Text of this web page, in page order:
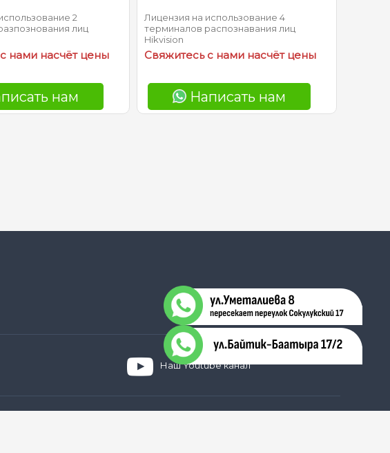
2
лиц
нами насчёт цены
нам
Лицензия на использование 4
терминалов распознавания лиц
Hikvision
Свяжитесь с нами насчёт цены
Написать нам
Наш Youtube канал